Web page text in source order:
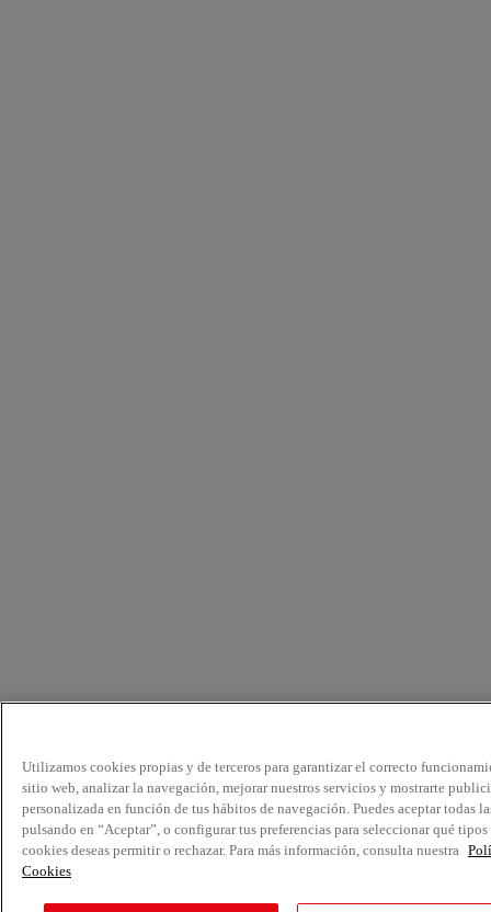
Utilizamos cookies propias y de terceros para garantizar el correcto
sitio web, analizar la navegación, mejorar nuestros servicios y mostrarte
personalizada en función de tus hábitos de navegación. Puedes aceptar todas
pulsando en “Aceptar”, o configurar tus preferencias para seleccionar qué tipos
cookies deseas permitir o rechazar. Para más información, consulta nuestra
Cookies